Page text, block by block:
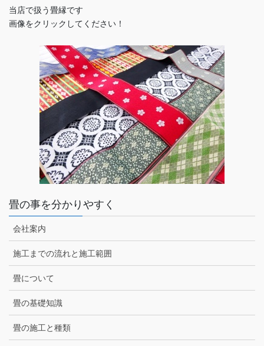
当店で扱う畳縁です
画像をクリックしてください！
畳の事を分かりやすく
会社案内
施工までの流れと施工範囲
畳について
畳の基礎知識
畳の施工と種類